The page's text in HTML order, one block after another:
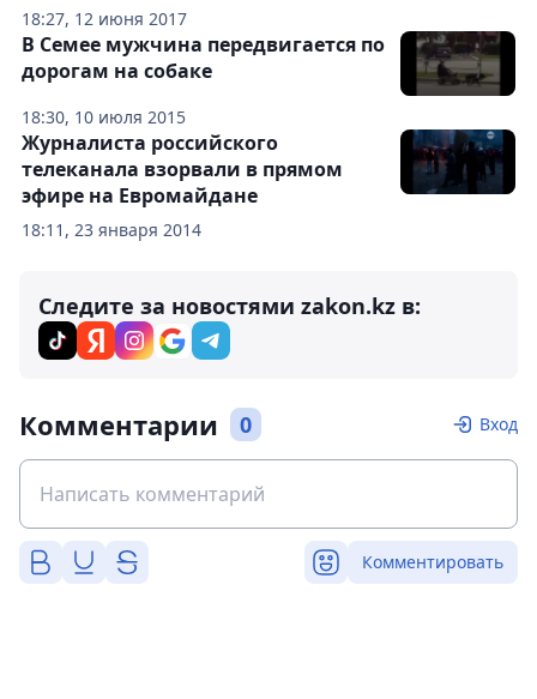
18:27, 12 июня 2017
18:30, 10 июля 2015
В Семее мужчина передвигается по
дорогам на собаке
18:11, 23 января 2014
Журналиста российского
телеканала взорвали в прямом
эфире на Евромайдане
Следите за новостями zakon.kz в:
Комментарии 0 Вход
Комментировать